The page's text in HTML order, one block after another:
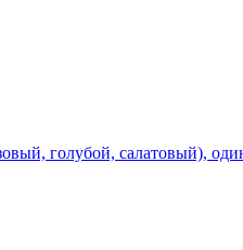
голубой, салатовый),